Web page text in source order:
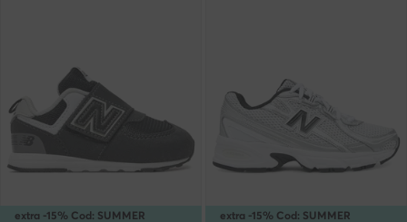
extra -15% Cod: SUMMER extra -15% Cod: SUMMER